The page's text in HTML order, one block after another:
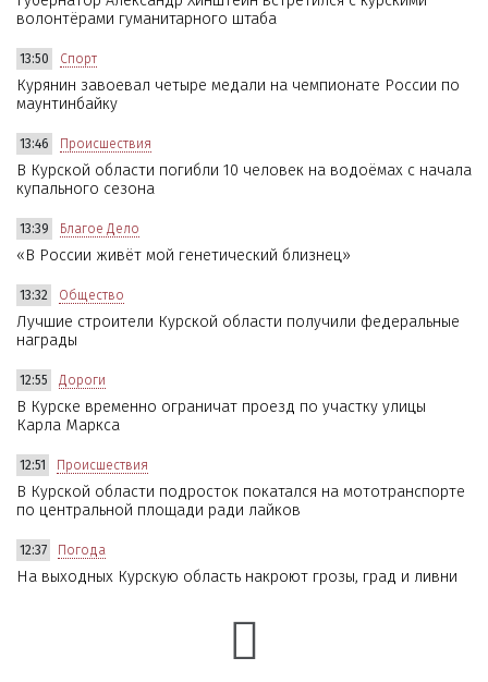
волонтёрами гуманитарного штаба
13:50 Спорт
Курянин завоевал четыре медали на чемпионате России по
маунтинбайку
13:46 Происшествия
В Курской области погибли 10 человек на водоёмах с начала
купального сезона
13:39 Благое Дело
«В России живёт мой генетический близнец»
13:32 Общество
Лучшие строители Курской области получили федеральные
награды
12:55 Дороги
В Курске временно ограничат проезд по участку улицы
Карла Маркса
12:51 Происшествия
В Курской области подросток покатался на мототранспорте
по центральной площади ради лайков
12:37 Погода
На выходных Курскую область накроют грозы, град и ливни